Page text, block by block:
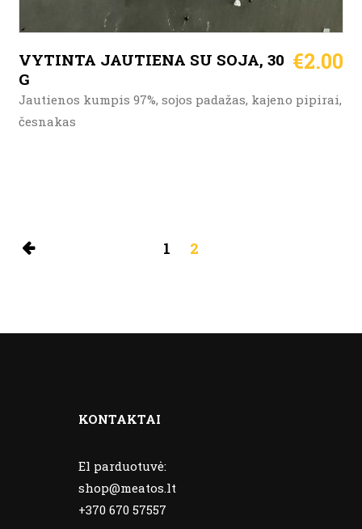
VYTINTA JAUTIENA SU SOJA, 30
G
€2.00
Jautienos kumpis 97%, sojos padažas, kajeno pipirai,
česnakas
1 2
KONTAKTAI
El parduotuvė:
shop@meatos.lt
+370 670 57557